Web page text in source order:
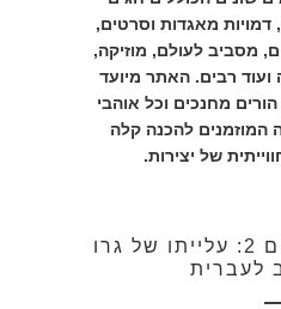
דמויות מאגדות וסרטים,
מסביב לעולם, מוזיקה,
ועוד רבים. האתר מיועד
הורים מחנכים וכל אוהבי
המוזמנים להכנה קלה
של יצירות.
המיניונים 2: עלייתו של גרו
לעברית